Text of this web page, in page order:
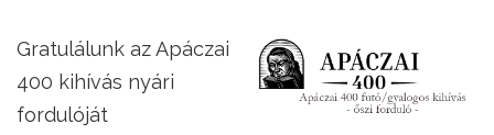
Gratulálunk az Apáczai
400 kihívás nyári
fordulóját